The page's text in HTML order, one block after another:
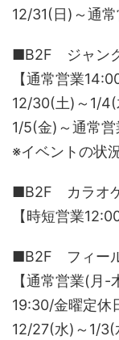
12/31(日)～通
■B2F ジャン
【通常営業
12/30(土)～1/
1/5(金)～通常営
※イベントの状
■B2F カラオ
【時短営業
■B2F フィー
【通常営業(月
19:30/金曜定休
12/27(水)～1/3(